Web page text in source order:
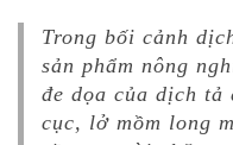
Trong bối cảnh
sản phẩm nông
đe dọa của dịch
cục, lở mồm long